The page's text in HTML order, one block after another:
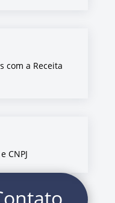
com a Receita
CNPJ